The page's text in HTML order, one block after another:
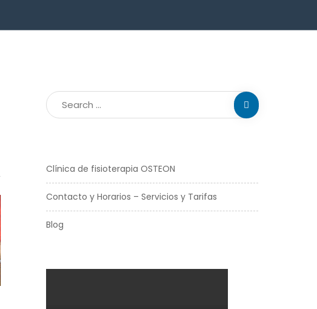
Clínica de fisioterapia OSTEON
Contacto y Horarios – Servicios y Tarifas
Blog